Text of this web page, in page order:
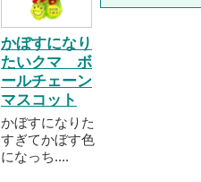
かぼすになり
たいクマ ボ
ールチェーン
マスコット
かぼすになりた
すぎてかぼす色
になっち....